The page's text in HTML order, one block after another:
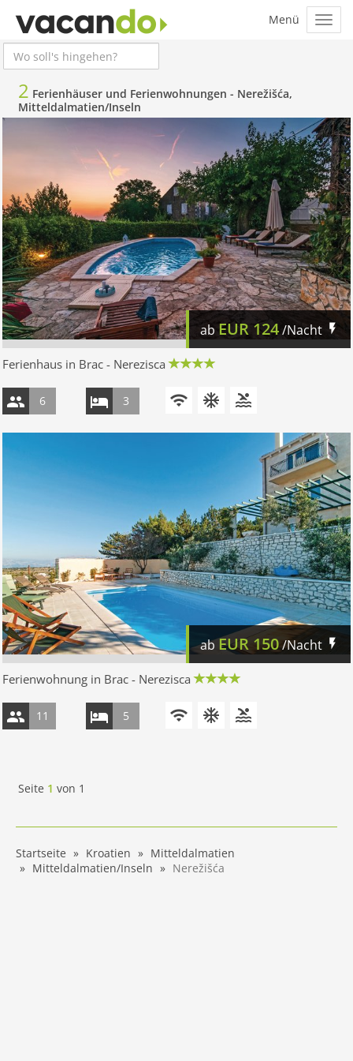
2 Ferienhäuser und Ferienwohnungen - Nerežišća,
Mitteldalmatien/Inseln
ab EUR 124/Nacht
Ferienhaus in Brac - Nerezisca
6 3
abEUR 150/Nacht
Ferienwohnung in Brac - Nerezisca
11 5
Seite 1 von 1
Startseite Kroatien
Mitteldalmatien
Mitteldalmatien/Inseln
Nerežišća